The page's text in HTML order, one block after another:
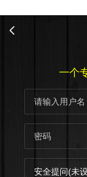
一个
安全提问(未